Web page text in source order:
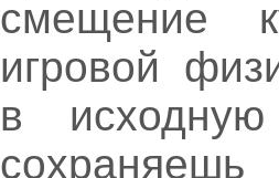
смещение
игровой
в